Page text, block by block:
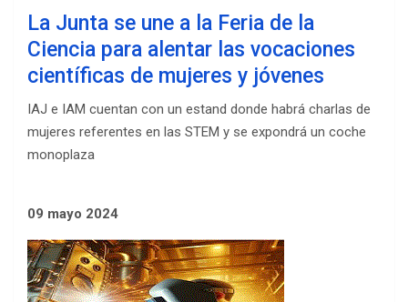
La Junta se une a la Feria de la
Ciencia para alentar las vocaciones
científicas de mujeres y jóvenes
IAJ e IAM cuentan con un estand donde habrá charlas de
mujeres referentes en las STEM y se expondrá un coche
monoplaza
09 mayo 2024